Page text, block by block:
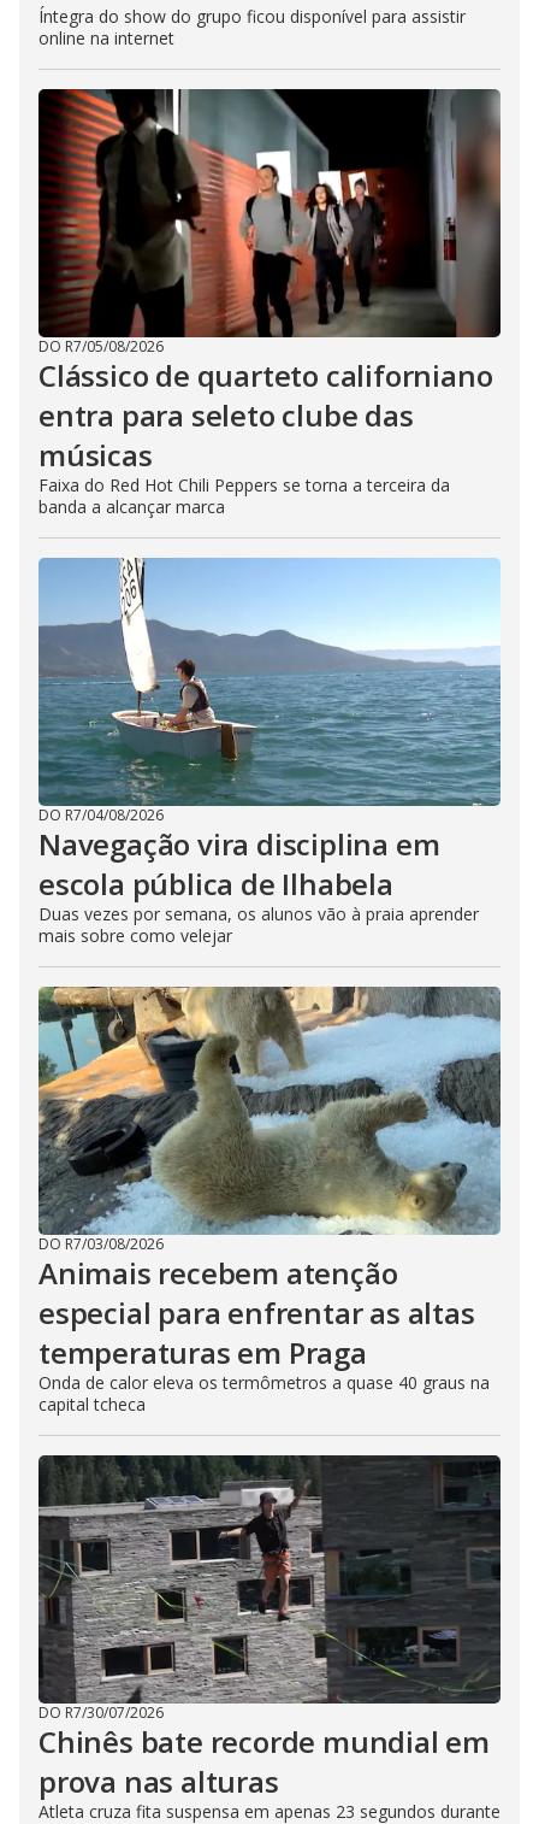
Íntegra do show do grupo ficou disponível para assistir
online na internet
DO R7/05/08/2026
Clássico de quarteto californiano
entra para seleto clube das
músicas
Faixa do Red Hot Chili Peppers se torna a terceira da
banda a alcançar marca
DO R7/04/08/2026
Navegação vira disciplina em
escola pública de Ilhabela
Duas vezes por semana, os alunos vão à praia aprender
mais sobre como velejar
DO R7/03/08/2026
Animais recebem atenção
especial para enfrentar as altas
temperaturas em Praga
Onda de calor eleva os termômetros a quase 40 graus na
capital tcheca
DO R7/30/07/2026
Chinês bate recorde mundial em
prova nas alturas
Atleta cruza fita suspensa em apenas 23 segundos durante